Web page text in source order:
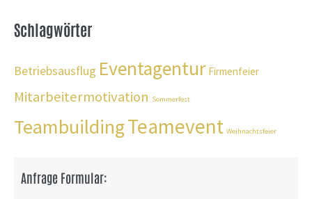
Schlagwörter
Betriebsausflug Eventagentur Firmenfeier
Mitarbeitermotivation Sommerfest
TeambuildingTeamevent Weihnachtsfeier
Anfrage Formular: